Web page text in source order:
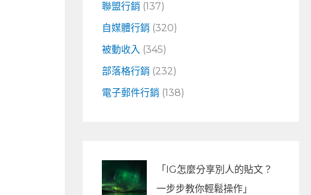
聯盟行銷 (137)
自媒體行銷 (320)
被動收入 (345)
部落格行銷 (232)
電子郵件行銷 (138)
「IG怎麼分享別人的貼文？
一步步教你輕鬆操作」